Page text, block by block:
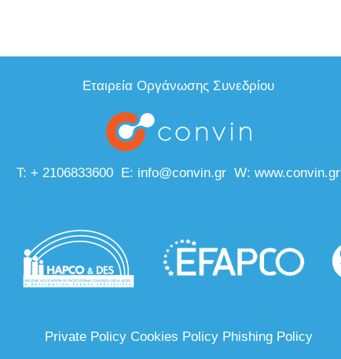
Εταιρεία Οργάνωσης Συνεδρίου
T: + 2106833600 E: info@convin.gr W: www.convin.gr
Private Policy Cookies Policy Phishing Policy